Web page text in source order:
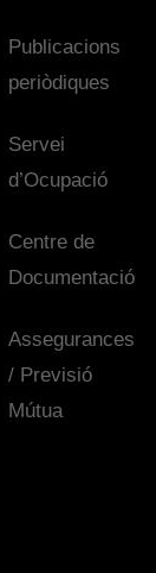
Publicacions
periòdiques
Servei
d’Ocupació
Centre de
Documentació
Assegurances
/ Previsió
Mútua